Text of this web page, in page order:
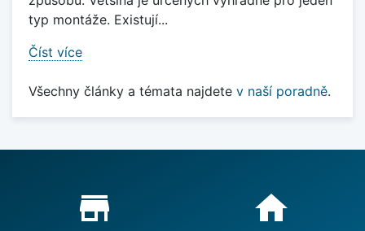
typ montáže. Existují...
Číst více
Všechny články a témata najdete v naší poradně.
Proč nakupovat u nás?
store_mall_directory home